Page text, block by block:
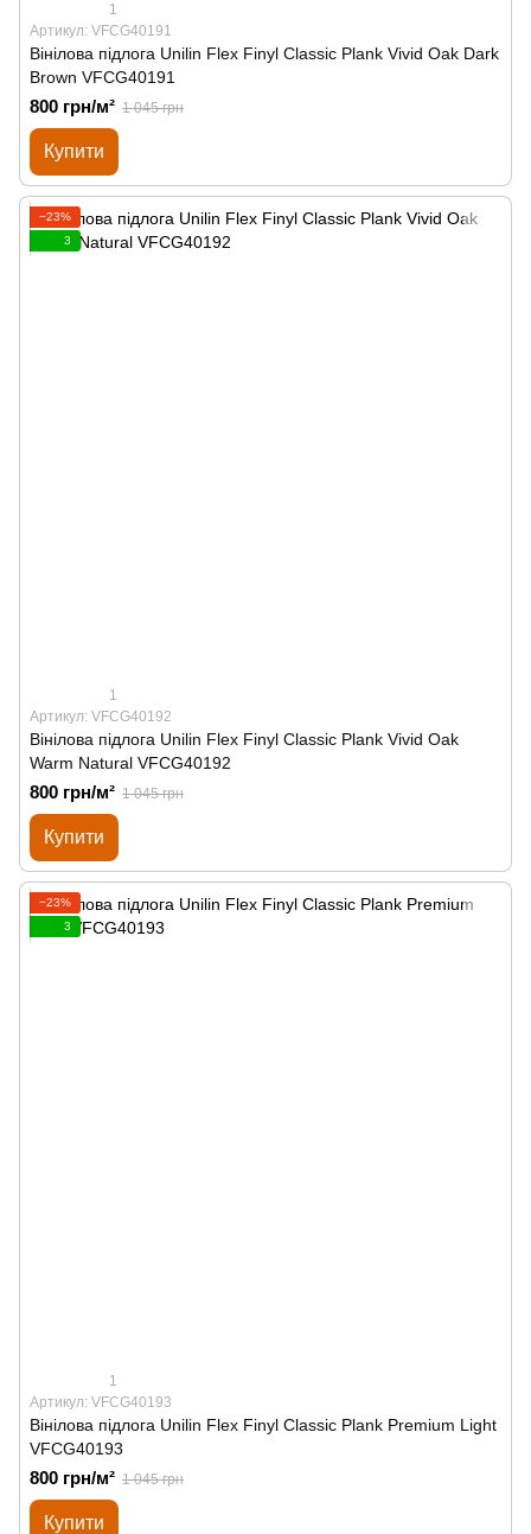
1
Артикул: VFCG40191
Вінілова підлога Unilin Flex Finyl Classic Plank Vivid Oak Dark
Brown VFCG40191
800 грн/м² 1 045 грн
Купити
−23%
3
1
Артикул: VFCG40192
Вінілова підлога Unilin Flex Finyl Classic Plank Vivid Oak
Warm Natural VFCG40192
800 грн/м² 1 045 грн
Купити
−23%
3
1
Артикул: VFCG40193
Вінілова підлога Unilin Flex Finyl Classic Plank Premium Light
VFCG40193
800 грн/м² 1 045 грн
Купити